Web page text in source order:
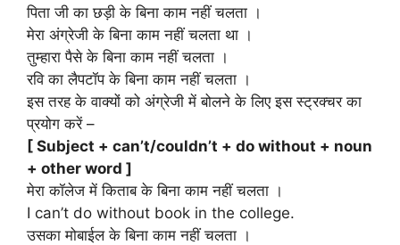
पिता जी का छड़ी के बिना काम नहीं चलता ।
मेरा अंग्रेजी के बिना काम नहीं चलता था ।
तुम्हारा पैसे के बिना काम नहीं चलता ।
रवि का लैपटॉप के बिना काम नहीं चलता ।
इस तरह के वाक्यों को अंग्रेजी में बोलने के लिए इस स्ट्रक्चर का
प्रयोग करें –
[ Subject + can’t/couldn’t + do without + noun
+ other word ]
मेरा कॉलेज में किताब के बिना काम नहीं चलता ।
I can’t do without book in the college.
उसका मोबाईल के बिना काम नहीं चलता ।